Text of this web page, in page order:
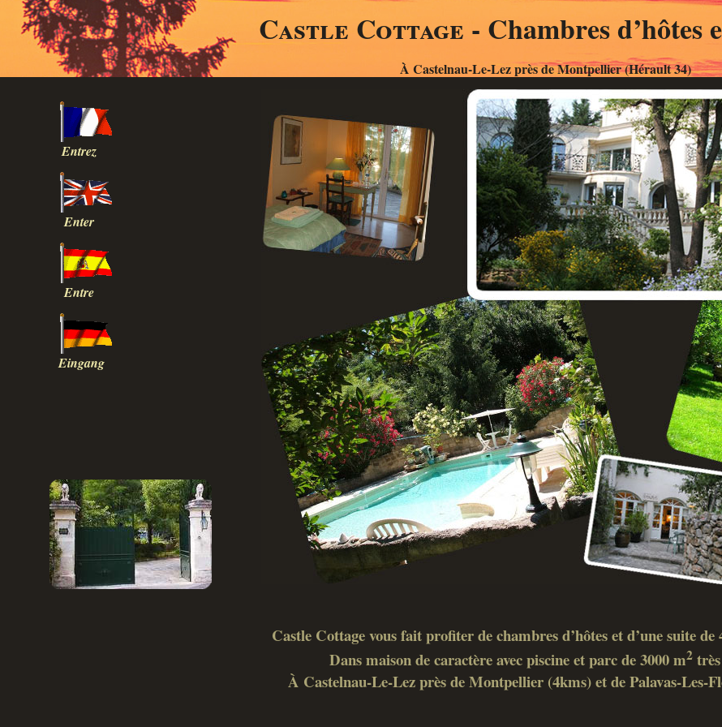
Castle Cottage - Chambres d’hôtes
À Castelnau-Le-Lez près de Montpellier (Hérault 34)
Entrez
Enter
Entre
Eingang
Castle Cottage vous fait profiter de chambres d’hôtes et d’une suite de
Dans maison de caractère avec piscine et parc de 3000 m2très
À Castelnau-Le-Lez près de Montpellier (4kms) et de Palavas-Les-